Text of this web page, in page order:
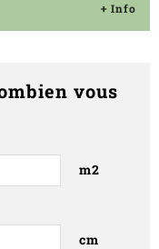
+ Info
vous
m2
cm